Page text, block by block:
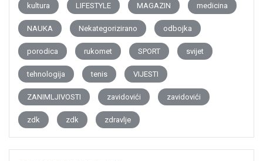
kultura LIFESTYLE MAGAZIN medicina
NAUKA Nekategorizirano odbojka
porodica rukomet SPORT svijet
tehnologija tenis VIJESTI
ZANIMLJIVOSTI zavidovići zavidovići
zdk zdk zdravlje